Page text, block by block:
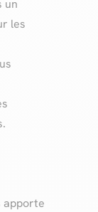
un
les
apporte